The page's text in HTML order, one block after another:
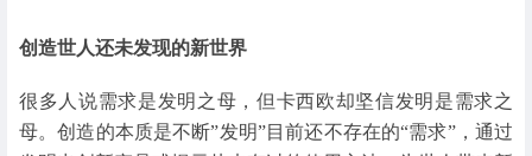
创造世人还未发现的新世界
很多人说需求是发明之母，但卡西欧却坚信发明是需求之
母。创造的本质是不断”发明”目前还不存在的“需求”，通过